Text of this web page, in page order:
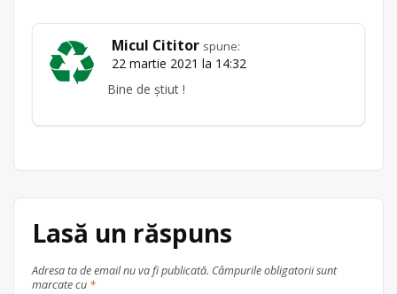
Micul Cititor spune:
22 martie 2021 la 14:32
Bine de știut !
Lasă un răspuns
Adresa ta de email nu va fi publicată. Câmpurile obligatorii sunt
marcate cu *